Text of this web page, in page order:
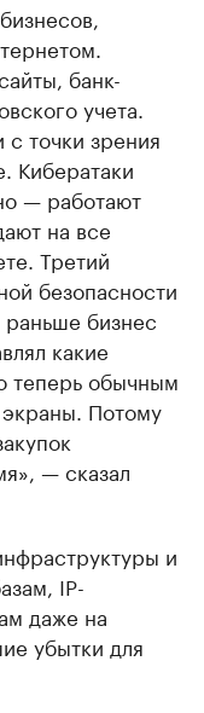
банк-
учета.
точки зрения
Кибератаки
— работают
на все
Третий
безопасности
раньше бизнес
какие
теперь обычным
Потому
— сказал
и
IP-
даже на
убытки для